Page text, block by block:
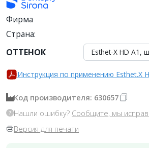
Фирма
Страна:
ОТТЕНОК
Esthet-X HD A1,
Инструкция по применению Esthet.X
Код производителя: 630657
Нашли ошибку? Сообщите, мы
Версия для печати